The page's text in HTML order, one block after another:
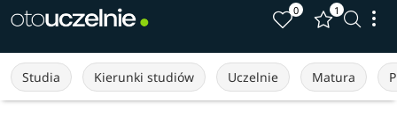
0 1
Studia Kierunki studiów Uczelnie Matura